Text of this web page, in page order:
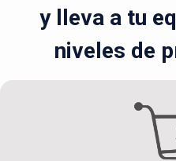
y lleva a tu
niveles de